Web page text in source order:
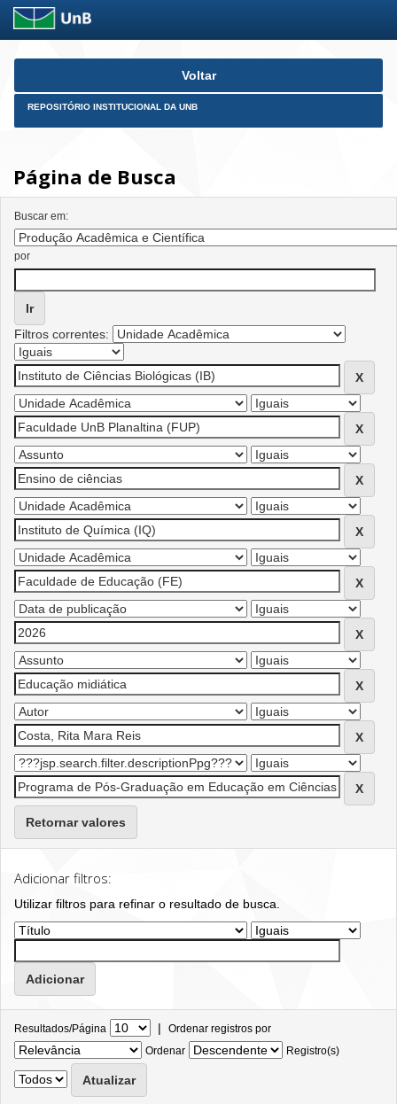
Skip
Voltar
REPOSITÓRIO INSTITUCIONAL DA UNB
Página de Busca
Buscar em:
por
Filtros correntes:
Retornar valores
Adicionar filtros:
Utilizar filtros para refinar o resultado de busca.
Resultados/Página | Ordenar registros por
Ordenar
Registro(s)